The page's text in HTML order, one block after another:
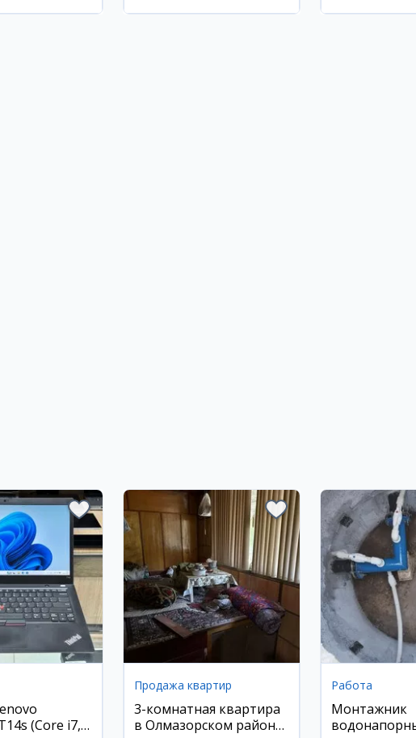
(Core i7,
Продажа квартир
3-комнатная квартира
в Олмазорском районе,
Работа
Монтажник